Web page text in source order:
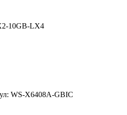
10GB-LX4
WS-X6408A-GBIC